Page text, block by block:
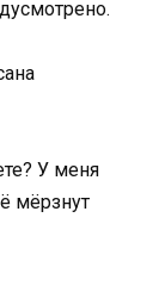
У меня
мёрзнут